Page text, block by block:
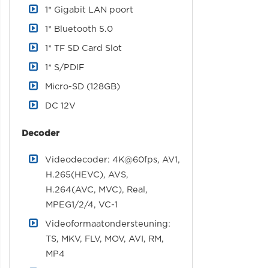
1* Gigabit LAN poort
1* Bluetooth 5.0
1* TF SD Card Slot
1* S/PDIF
Micro-SD (128GB)
DC 12V
Decoder
Videodecoder: 4K@60fps, AV1,
H.265(HEVC), AVS,
H.264(AVC, MVC), Real,
MPEG1/2/4, VC-1
Videoformaatondersteuning:
TS, MKV, FLV, MOV, AVI, RM,
MP4